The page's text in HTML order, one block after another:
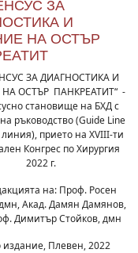
ЗА
И
НА ОСТЪР
ЗА ДИАГНОСТИКА И
ОСТЪР ПАНКРЕАТИТ“ -
становище на БХД с
ръководство (Guide Line
прието на XVIII-ти
Конгрес по Хирургия
2022 г.
на: Проф. Росен
Акад. Дамян Дамянов,
Димитър Стойков, дмн
издание, Плевен, 2022